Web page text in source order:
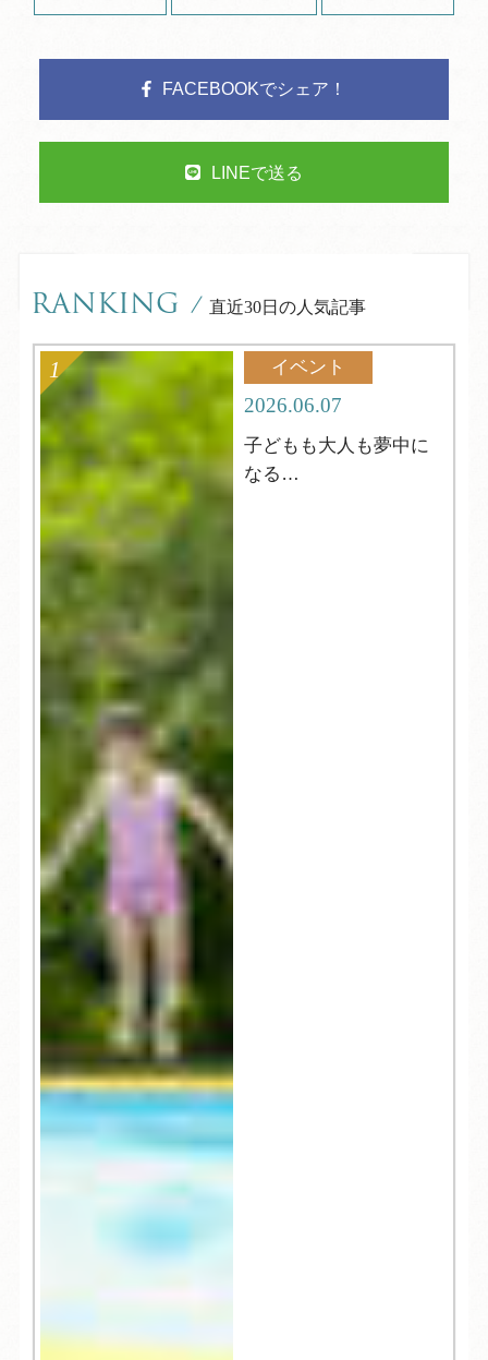
FACEBOOKでシェア！
LINEで送る
RANKING / 直近30日の人気記事
イベント
2026.06.07
子どもも大人も夢中に
なる